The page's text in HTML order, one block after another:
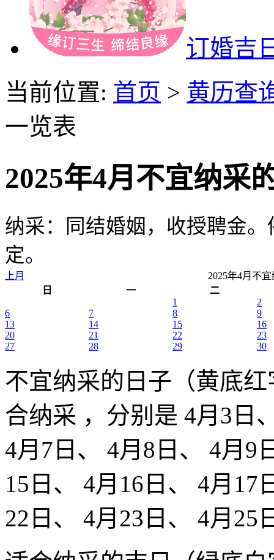
订婚吉
当前位置: 首页 > 黄历查
一览表
2025年4月不宜纳采
纳采：同结婚姻，收授聘金
定。
上月
2025年4月不
日
一
二
1
2
6
7 8
9
13
14 15
16
20
21 22
23
27
28 29 30
不宜纳采的日子（黄底红
合纳采 ，分别是 4月3日
4月7日、 4月8日、 4月9
15日、 4月16日、 4月17
22日、 4月23日、 4月25